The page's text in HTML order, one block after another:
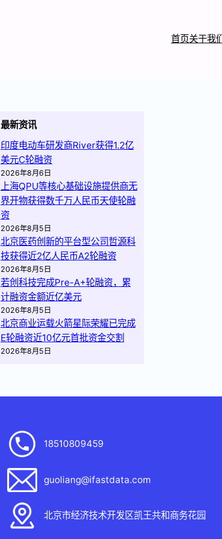
首页关于我们
最新资讯
印度电动车研发商River获得1.2亿
美元C轮融资
2026年8月6日
上海QPU等核心基础设施提供商无
界开物获得数千万人民币天使轮融
资
2026年8月5日
北京医药创新的平台型公司哲源科
技获得近2亿人民币A2轮融资
2026年8月5日
若创科技完成Pre-A+轮融资，累
计融资金额近亿美元
2026年8月5日
北京商业运载火箭星际荣耀已完成
E轮融资近10亿元首批资金交割
2026年8月5日
18510809459
guoliang@ifastdata.com
北京市经济技术开发区凯王共和商务花园